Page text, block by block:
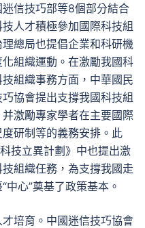
信技巧部等8個部分結合
人才積極參加國際科技組
總局也提倡企業和科研機
組織運動。在激勵我國科
組織事務方面，中華國民
協會提出支撐我國科技組
激勵專家學者在主要國際
研制等的義務安排。此
技立異計劃》中也提出激
組織任務，為支撐我國走
心”奠基了政策基本。
培育。中國迷信技巧協會